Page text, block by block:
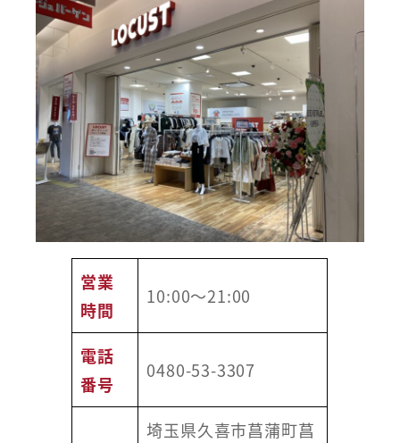
営業
時間
10:00～21:00
電話
番号
0480-53-3307
埼玉県久喜市菖蒲町菖